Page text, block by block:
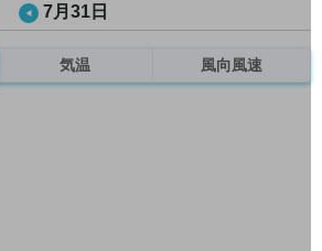
7月31日
気温 風向風速